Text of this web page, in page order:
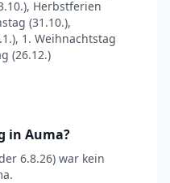
Herbstferien
(31.10.),
1. Weihnachtstag
(26.12.)
in Auma?
6.8.26) war kein